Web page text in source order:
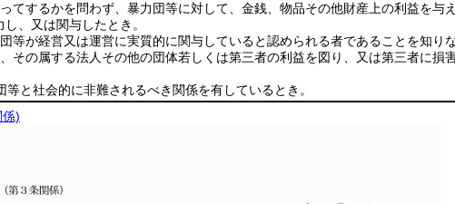
するかを問わず、暴力団等に対して、金銭、物品その他財産上の利益を与
、又は関与したとき。
が経営又は運営に実質的に関与していると認められる者であることを知り
の属する法人その他の団体若しくは第三者の利益を図り、又は第三者に損
と社会的に非難されるべき関係を有しているとき。
)